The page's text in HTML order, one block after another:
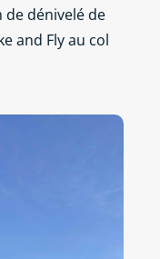
de dénivelé de
and Fly au col